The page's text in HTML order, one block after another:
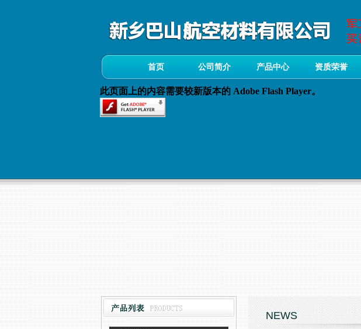
首页 公司简介 产品中心 资质荣誉
此页面上的内容需要较新版本的 Adobe Flash Player。
NEWS